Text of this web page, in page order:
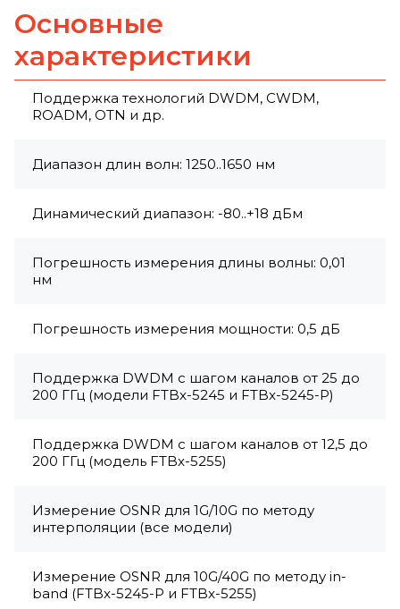
Основные
характеристики
Поддержка технологий DWDM, CWDM,
ROADM, OTN и др.
Диапазон длин волн: 1250..1650 нм
Динамический диапазон: -80..+18 дБм
Погрешность измерения длины волны: 0,01
нм
Погрешность измерения мощности: 0,5 дБ
Поддержка DWDM с шагом каналов от 25 до
200 ГГц (модели FTBx-5245 и FTBx-5245-P)
Поддержка DWDM с шагом каналов от 12,5 до
200 ГГц (модель FTBx-5255)
Измерение OSNR для 1G/10G по методу
интерполяции (все модели)
Измерение OSNR для 10G/40G по методу in-
band (FTBx-5245-P и FTBx-5255)